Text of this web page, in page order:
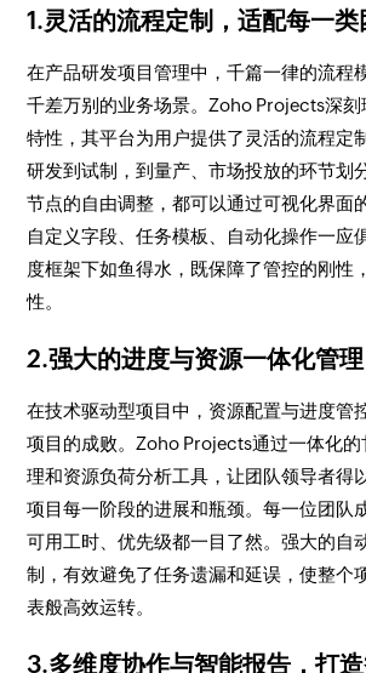
1.灵活的流程定制，适配每一
在产品研发项目管理中，千篇一律的流程
千差万别的业务场景。Zoho Projects深刻
特性，其平台为用户提供了灵活的流程定
研发到试制，到量产、市场投放的环节划
节点的自由调整，都可以通过可视化界面
自定义字段、任务模板、自动化操作一应
度框架下如鱼得水，既保障了管控的刚性
性。
2.强大的进度与资源一体化管理
在技术驱动型项目中，资源配置与进度管
项目的成败。Zoho Projects通过一体化的
理和资源负荷分析工具，让团队领导者得
项目每一阶段的进展和瓶颈。每一位团队
可用工时、优先级都一目了然。强大的自
制，有效避免了任务遗漏和延误，使整个
表般高效运转。
3.多维度协作与智能报告，打